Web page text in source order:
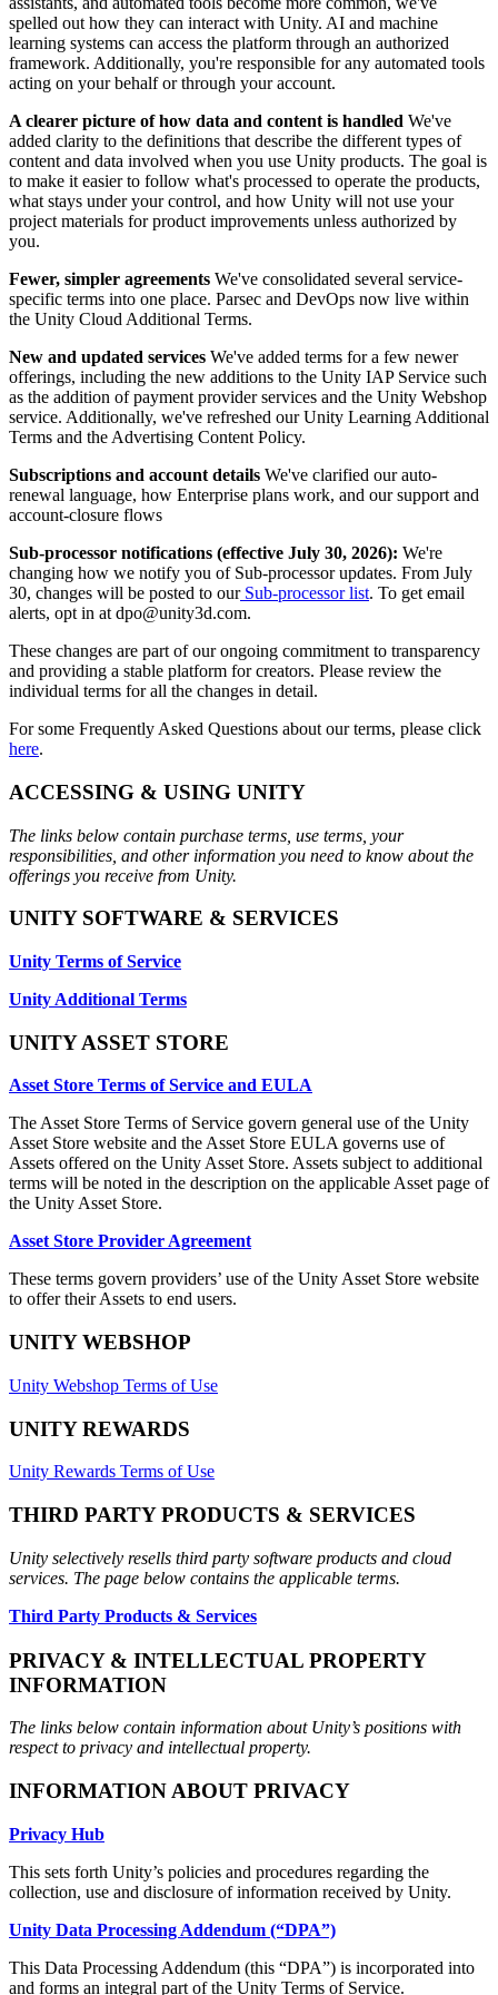
LiveOps
Insights pós-lançamento e operações de jogos ao vivo
Amplie
Aquisição de usuários
Seja descoberto e adquira usuários móveis
In-App Purchase
Gerencie as IAP em todas as lojas e no modelo D2C (direto ao
consumidor).
Monetização
Conecte jogadores com os jogos certos
Anuncie com o Unity
Monetize com o Unity
Casos de uso
Jogos de dispositivos móveis
Crie e faça crescer sucessos móveis com o Unity
Lance grandes jogos com pequenas equipes
Lance jogos XR em várias plataformas
Jogos com multijogador
Simplifique o desenvolvimento de jogos multiplayer
Varejo
Transformar experiências em loja em experiências online
Automotivo
Impulsione a inovação e as experiências dentro do carro
Veja todas as indústrias
Insights
Estudos de caso
Histórias de sucesso do mundo real
Guias de melhores práticas
Dicas e truques de especialistas
Demonstrações
Demonstrações, amostras e blocos de construção
Todos os recursos
Blog
Atualizações, informações e dicas técnicas
Notícias
Notícias, histórias e centro de imprensa
Junte-se a desenvolvedores, criadores e insiders
Prêmios Unity
Celebrando criadores do Unity em todo o mundo
Tutoriais
Dicas práticas e melhores práticas
Educação
Para estudantes
Impulsione sua carreira
Para educadores
Impulsione seu ensino
Concessão de Licença Educacional
Leve o poder do Unity para sua instituição
Certificações
Prove sua maestria em Unity
spelled out how they can interact with Unity. AI and machine
learning systems can access the platform through an authorized
framework. Additionally, you're responsible for any automated tools
acting on your behalf or through your account.
A clearer picture of how data and content is handled We've
added clarity to the definitions that describe the different types of
content and data involved when you use Unity products. The goal is
to make it easier to follow what's processed to operate the products,
what stays under your control, and how Unity will not use your
project materials for product improvements unless authorized by
you.
Fewer, simpler agreements We've consolidated several service-
specific terms into one place. Parsec and DevOps now live within
the Unity Cloud Additional Terms.
New and updated services We've added terms for a few newer
offerings, including the new additions to the Unity IAP Service such
as the addition of payment provider services and the Unity Webshop
service. Additionally, we've refreshed our Unity Learning Additional
Terms and the Advertising Content Policy.
Subscriptions and account details We've clarified our auto-
renewal language, how Enterprise plans work, and our support and
account-closure flows
Sub-processor notifications (effective July 30, 2026): We're
changing how we notify you of Sub-processor updates. From July
30, changes will be posted to ourSub-processor list. To get email
alerts, opt in at dpo@unity3d.com.
These changes are part of our ongoing commitment to transparency
and providing a stable platform for creators. Please review the
individual terms for all the changes in detail.
For some Frequently Asked Questions about our terms, please click
here.
ACCESSING & USING UNITY
The links below contain purchase terms, use terms, your
responsibilities, and other information you need to know about the
offerings you receive from Unity.
UNITY SOFTWARE & SERVICES
Unity Terms of Service
Unity Additional Terms
UNITY ASSET STORE
Asset Store Terms of Service and EULA
The Asset Store Terms of Service govern general use of the Unity
Asset Store website and the Asset Store EULA governs use of
Assets offered on the Unity Asset Store. Assets subject to additional
terms will be noted in the description on the applicable Asset page of
the Unity Asset Store.
Asset Store Provider Agreement
These terms govern providers’ use of the Unity Asset Store website
to offer their Assets to end users.
UNITY WEBSHOP
Unity Webshop Terms of Use
UNITY REWARDS
Unity Rewards Terms of Use
THIRD PARTY PRODUCTS & SERVICES
Unity selectively resells third party software products and cloud
services. The page below contains the applicable terms.
Third Party Products & Services
PRIVACY & INTELLECTUAL PROPERTY
INFORMATION
The links below contain information about Unity’s positions with
respect to privacy and intellectual property.
INFORMATION ABOUT PRIVACY
Privacy Hub
This sets forth Unity’s policies and procedures regarding the
collection, use and disclosure of information received by Unity.
Unity Data Processing Addendum (“DPA”)
This Data Processing Addendum (this “DPA”) is incorporated into
and forms an integral part of the Unity Terms of Service.